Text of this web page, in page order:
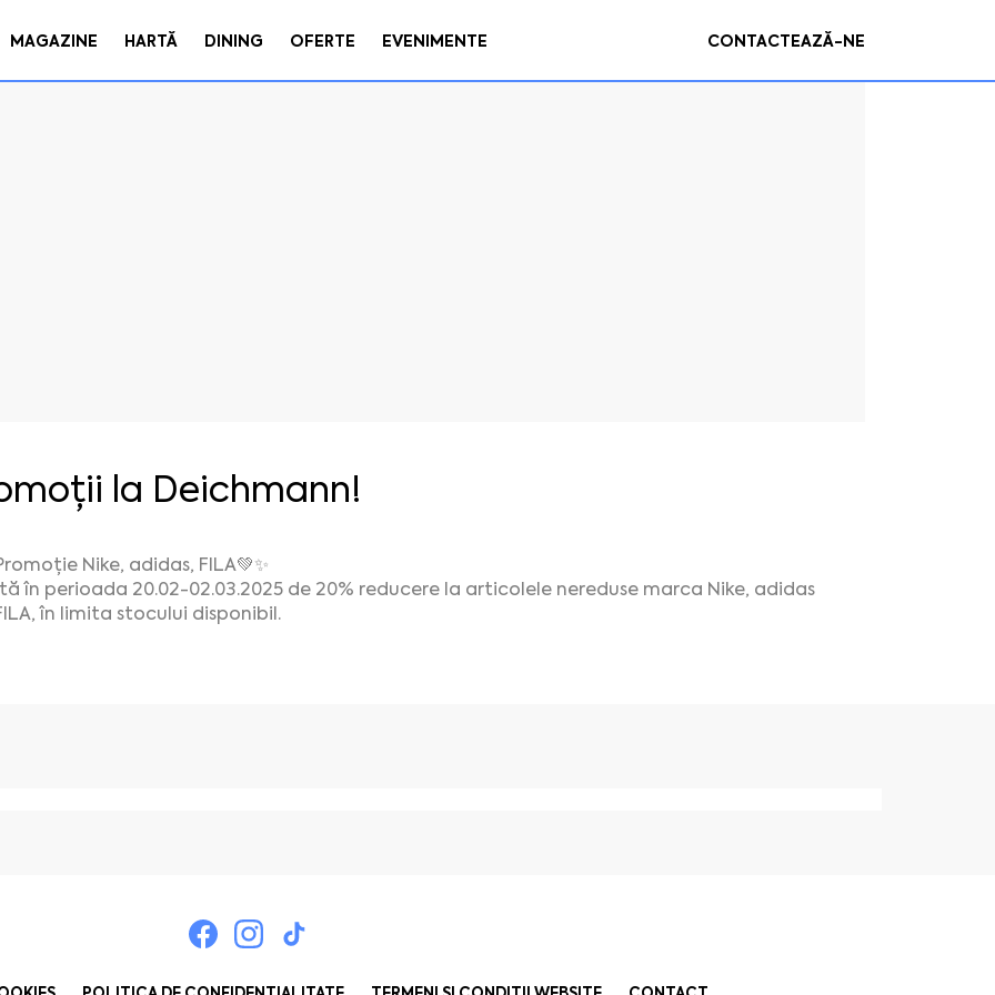
MAGAZINE HARTĂ DINING OFERTE EVENIMENTE CONTACTEAZĂ-NE
la Deichmann!
Nike, adidas, FILA💚✨
în perioada 20.02-02.03.2025 de 20% reducere la articolele nereduse marca Nike, adidas
în limita stocului disponibil.